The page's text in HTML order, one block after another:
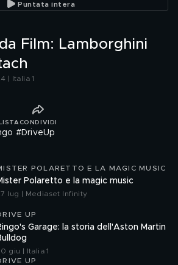
Puntata intera
Film: Lamborghini
| Italia 1
CONDIVIDI
#DriveUp
POLARETTO E LA MAGIC MUSIC
Polaretto e la magic music
lug | Mediaset Infinity
UP
Garage: la storia dell'Aston Martin
giu | Italia 1
UP